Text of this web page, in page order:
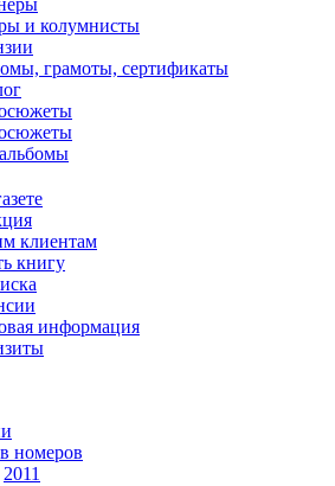
и колумнисты
грамоты, сертификаты
клиентам
книгу
информация
номеров
2011